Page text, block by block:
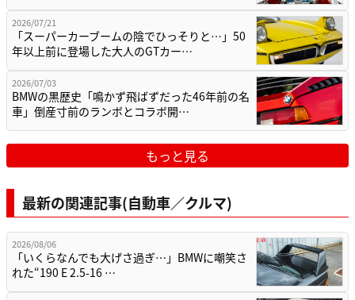
2026/07/21
「スーパーカーブームの陰でひっそりと…」50
年以上前に登場した大人のGTカー…
2026/07/03
BMWの黒歴史「鳴かず飛ばずだった46年前の名
車」倒産寸前のランボとコラボ開…
もっと見る
最新の関連記事(自動車／クルマ)
2026/08/06
「いくらなんでも大げさ過ぎ…」BMWに嘲笑さ
れた“190 E 2.5-16 …